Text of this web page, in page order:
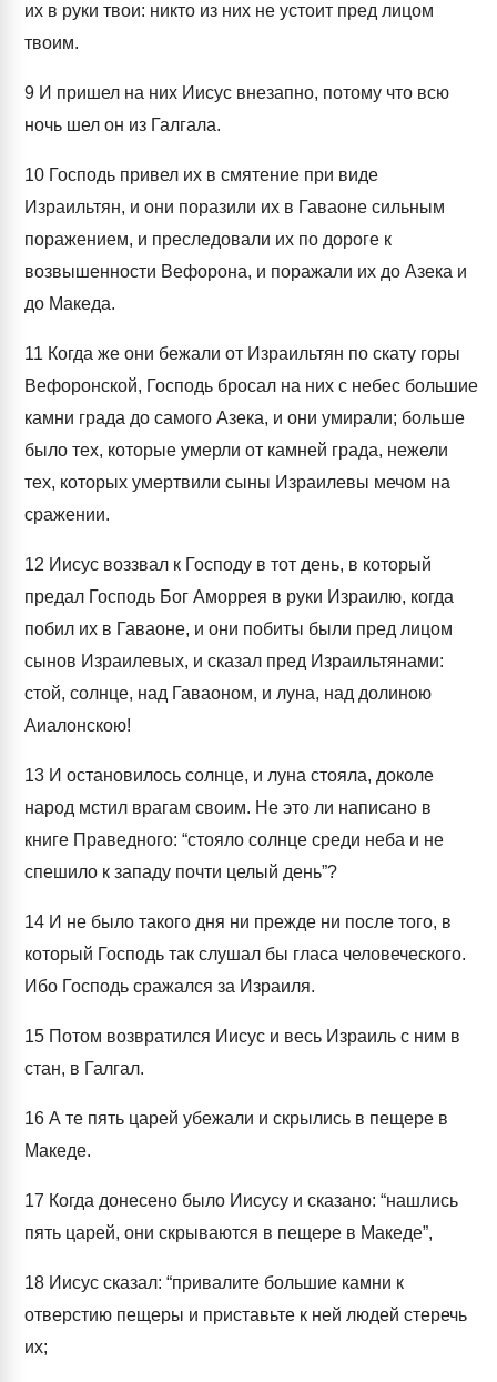
их в руки твои: никто из них не устоит пред лицом
твоим.
9 И пришел на них Иисус внезапно, потому что всю
ночь шел он из Галгала.
10 Господь привел их в смятение при виде
Израильтян, и они поразили их в Гаваоне сильным
поражением, и преследовали их по дороге к
возвышенности Вефорона, и поражали их до Азека и
до Македа.
11 Когда же они бежали от Израильтян по скату горы
Вефоронской, Господь бросал на них с небес большие
камни града до самого Азека, и они умирали; больше
было тех, которые умерли от камней града, нежели
тех, которых умертвили сыны Израилевы мечом на
сражении.
12 Иисус воззвал к Господу в тот день, в который
предал Господь Бог Аморрея в руки Израилю, когда
побил их в Гаваоне, и они побиты были пред лицом
сынов Израилевых, и сказал пред Израильтянами:
стой, солнце, над Гаваоном, и луна, над долиною
Аиалонскою!
13 И остановилось солнце, и луна стояла, доколе
народ мстил врагам своим. Не это ли написано в
книге Праведного: “стояло солнце среди неба и не
спешило к западу почти целый день”?
14 И не было такого дня ни прежде ни после того, в
который Господь так слушал бы гласа человеческого.
Ибо Господь сражался за Израиля.
15 Потом возвратился Иисус и весь Израиль с ним в
стан, в Галгал.
16 А те пять царей убежали и скрылись в пещере в
Македе.
17 Когда донесено было Иисусу и сказано: “нашлись
пять царей, они скрываются в пещере в Македе”,
18 Иисус сказал: “привалите большие камни к
отверстию пещеры и приставьте к ней людей стеречь
их;